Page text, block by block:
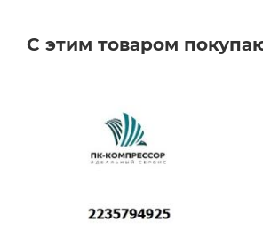
Сервисное обслуживание на
С этим товаром